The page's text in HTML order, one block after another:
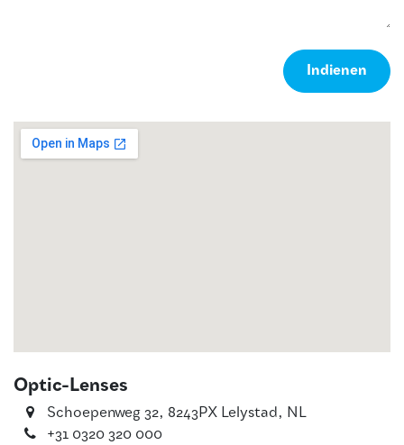
Indienen
Optic-Lenses
Schoepenweg 32, 8243PX Lelystad, NL
+31 0320 320 000